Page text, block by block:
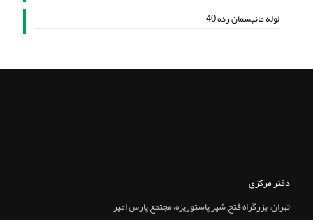
لوله مانیسمان رده 40
دفتر مرکزی
تهران، بزرگراه فتح, شير پاستوريزه، مجتمع پارس امير